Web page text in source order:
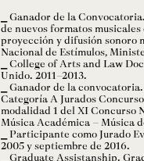
Ganador de la
de nuevos formatos
proyección y difusión sonoro
Nacional de Estímulos,
College of Arts and Law
Unido. 2011–2013.
Ganador de la
Categoría A Jurados
modalidad 1 del XI Concurso
Música Académica – Música
Participante como Jurado
2005 y septiembre de 2016.
Graduate Assistanship.